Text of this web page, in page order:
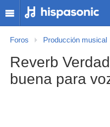
Foros Producción musical
Reverb
buena para